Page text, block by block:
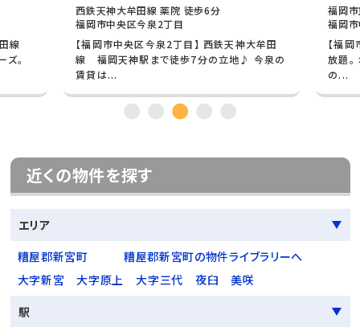
線
。
西鉄天神大牟田線 薬院 徒歩6分
福岡市中央区今泉2丁目
【福岡市中央区今泉2丁目】 西鉄天神大牟田
線 福岡天神駅まで徒歩7分の立地♪ 今泉の
賃貸は...
福岡
福岡
【福
放題
の...
近くの物件を探す
エリア
糟屋郡新宮町
糟屋郡新宮町の物件ライブラリーへ
大字新宮
大字原上 大字三代 夜臼
美咲
駅